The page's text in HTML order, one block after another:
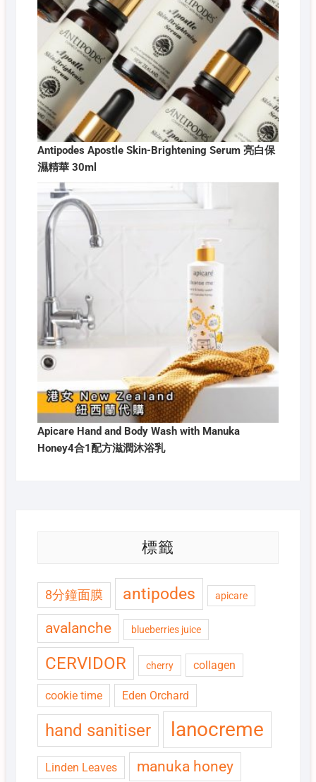
Antipodes Apostle Skin-Brightening Serum 亮白保
濕精華 30ml
Apicare Hand and Body Wash with Manuka
Honey4合1配方滋潤沐浴乳
標籤
8分鐘面膜 antipodes apicare
avalanche blueberries juice
CERVIDOR cherry collagen
cookie time Eden Orchard
hand sanitiser lanocreme
Linden Leaves manuka honey